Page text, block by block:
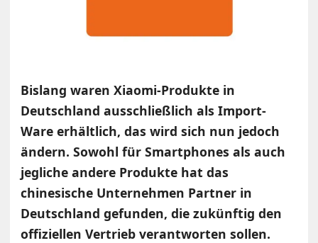
Bislang waren Xiaomi-Produkte in
Deutschland ausschließlich als Import-
Ware erhältlich, das wird sich nun jedoch
ändern. Sowohl für Smartphones als auch
jegliche andere Produkte hat das
chinesische Unternehmen Partner in
Deutschland gefunden, die zukünftig den
offiziellen Vertrieb verantworten sollen.